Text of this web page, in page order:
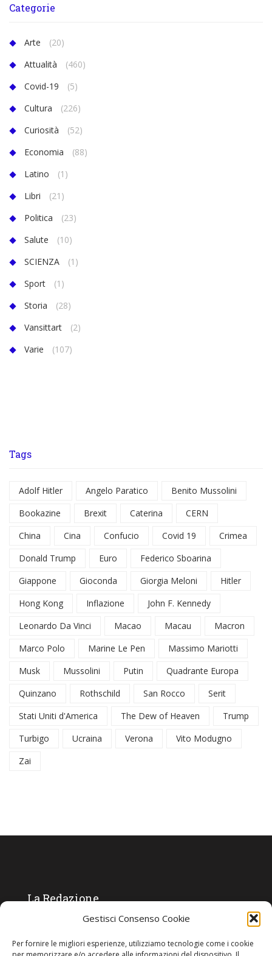
Gestisci Consenso Cookie
Per fornire le migliori esperienze, utilizziamo tecnologie come i cookie
Categorie
Arte
(20)
Attualità
(460)
Covid-19
(5)
Cultura
(226)
Curiosità
(52)
Economia
(88)
Latino
(1)
Libri
(21)
Politica
(23)
Salute
(10)
SCIENZA
(1)
Sport
(1)
Storia
(28)
Vansittart
(2)
Varie
(107)
Tags
Adolf Hitler Angelo Paratico
Benito Mussolini
Bookazine
Brexit Caterina
CERN
China
Cina Confucio Covid 19
Crimea
Donald Trump
Euro
Federico Sboarina
Giappone
Gioconda Giorgia Meloni
Hitler
Hong Kong
Inflazione
John F. Kennedy
Leonardo Da Vinci
Macao Macau
Macron
Marco Polo
Marine Le Pen
Massimo Mariotti
Musk
Mussolini Putin
Quadrante Europa
Quinzano
Rothschild San Rocco
Serit
Stati Uniti d'America
The Dew of Heaven
Trump
Turbigo
Ucraina Verona
Vito Modugno
Zai
La Redazione
Critica Letteraria:Ambrogio Bianchi